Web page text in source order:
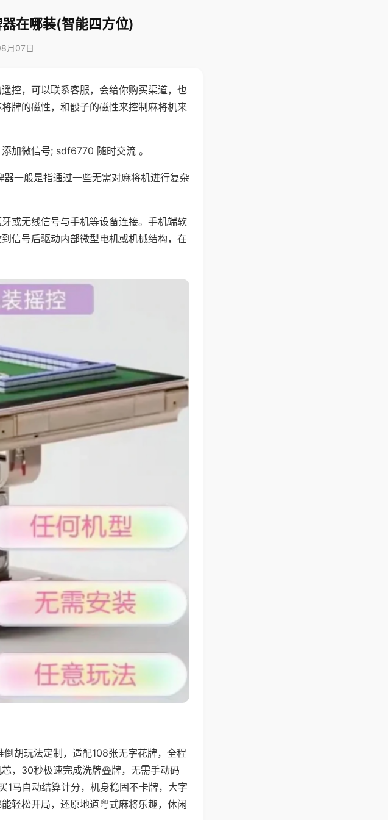
在哪装(智能四方位)
月07日
控，可以联系客服，会给你购买渠道，也
牌的磁性，和骰子的磁性来控制麻将机来
加微信号; sdf6770 随时交流 。
一般是指通过一些无需对麻将机进行复杂
或无线信号与手机等设备连接。手机端软
信号后驱动内部微型电机或机械结构，在
倒胡玩法定制，适配108张无字花牌，全程
，30秒极速完成洗牌叠牌，无需手动码
1马自动结算计分，机身稳固不卡牌，大字
轻松开局，还原地道粤式麻将乐趣，休闲